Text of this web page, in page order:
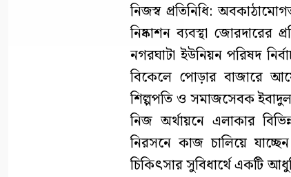
নিজস্ব প্রতিনিধি:
নিষ্কাশন ব্যবস্থা জোরদারের
নগরঘাটা ইউনিয়ন পরিষদ
বিকেলে পোড়ার বাজারে
শিল্পপতি ও সমাজসেবক ইবাদুল
নিজ অর্থায়নে এলাকার
নিরসনে কাজ চালিয়ে
চিকিৎসার সুবিধার্থে একটি